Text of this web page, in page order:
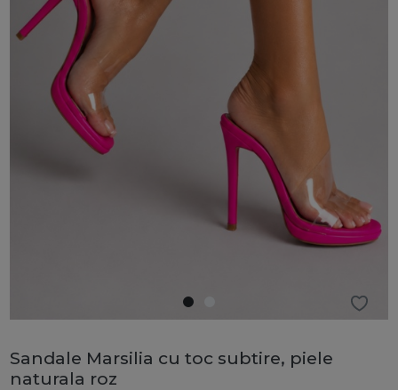
Sandale Marsilia cu toc subtire, piele
naturala roz